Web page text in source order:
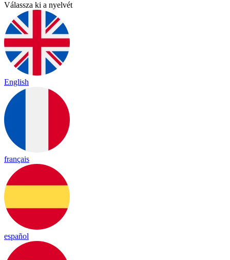
Válassza ki a nyelvét
English
français
español